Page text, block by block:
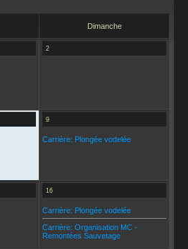
Dimanche
2
9
Carrière: Plongée vodelée
16
Carrière: Plongée vodelée
Carrière: Organisation MC -
Remontées Sauvetage